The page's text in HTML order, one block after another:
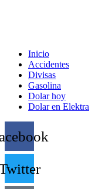
Inicio
Accidentes
Divisas
Gasolina
Dolar hoy
Dolar en Elektra